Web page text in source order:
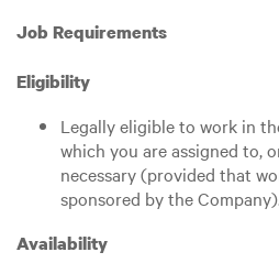
Job Requirements
Eligibility
Legally eligible to work in
which you are assigned to,
necessary (provided that
sponsored by the
Availability